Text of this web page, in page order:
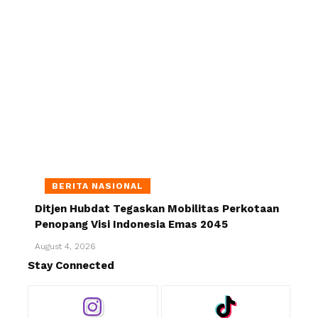
BERITA NASIONAL
Ditjen Hubdat Tegaskan Mobilitas Perkotaan
Penopang Visi Indonesia Emas 2045
August 4, 2026
Stay Connected